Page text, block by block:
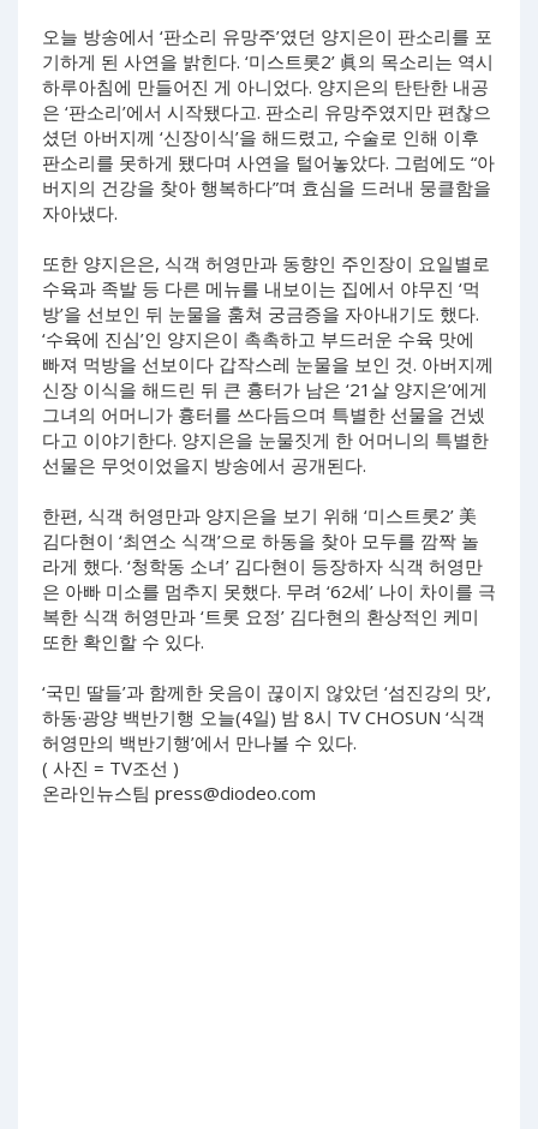
오늘 방송에서 ‘판소리 유망주’였던 양지은이 판소리를 포
기하게 된 사연을 밝힌다. ‘미스트롯2’ 眞의 목소리는 역시
하루아침에 만들어진 게 아니었다. 양지은의 탄탄한 내공
은 ‘판소리’에서 시작됐다고. 판소리 유망주였지만 편찮으
셨던 아버지께 ‘신장이식’을 해드렸고, 수술로 인해 이후
판소리를 못하게 됐다며 사연을 털어놓았다. 그럼에도 “아
버지의 건강을 찾아 행복하다”며 효심을 드러내 뭉클함을
자아냈다.
또한 양지은은, 식객 허영만과 동향인 주인장이 요일별로
수육과 족발 등 다른 메뉴를 내보이는 집에서 야무진 ‘먹
방’을 선보인 뒤 눈물을 훔쳐 궁금증을 자아내기도 했다.
‘수육에 진심’인 양지은이 촉촉하고 부드러운 수육 맛에
빠져 먹방을 선보이다 갑작스레 눈물을 보인 것. 아버지께
신장 이식을 해드린 뒤 큰 흉터가 남은 ‘21살 양지은’에게
그녀의 어머니가 흉터를 쓰다듬으며 특별한 선물을 건넸
다고 이야기한다. 양지은을 눈물짓게 한 어머니의 특별한
선물은 무엇이었을지 방송에서 공개된다.
한편, 식객 허영만과 양지은을 보기 위해 ‘미스트롯2’ 美
김다현이 ‘최연소 식객’으로 하동을 찾아 모두를 깜짝 놀
라게 했다. ‘청학동 소녀’ 김다현이 등장하자 식객 허영만
은 아빠 미소를 멈추지 못했다. 무려 ‘62세’ 나이 차이를 극
복한 식객 허영만과 ‘트롯 요정’ 김다현의 환상적인 케미
또한 확인할 수 있다.
‘국민 딸들’과 함께한 웃음이 끊이지 않았던 ‘섬진강의 맛’,
하동·광양 백반기행 오늘(4일) 밤 8시 TV CHOSUN ‘식객
허영만의 백반기행’에서 만나볼 수 있다.
( 사진 = TV조선 )
온라인뉴스팀 press@diodeo.com